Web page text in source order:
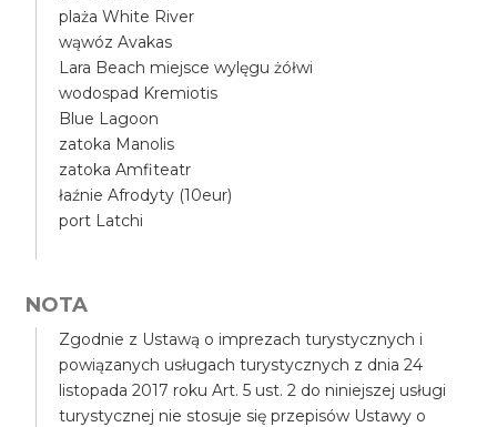
plaża White River
wąwóz Avakas
Lara Beach miejsce wylęgu żółwi
wodospad Kremiotis
Blue Lagoon
zatoka Manolis
zatoka Amfiteatr
łaźnie Afrodyty (10eur)
port Latchi
NOTA
Zgodnie z Ustawą o imprezach turystycznych i
powiązanych usługach turystycznych z dnia 24
listopada 2017 roku Art. 5 ust. 2 do niniejszej usługi
turystycznej nie stosuje się przepisów Ustawy o